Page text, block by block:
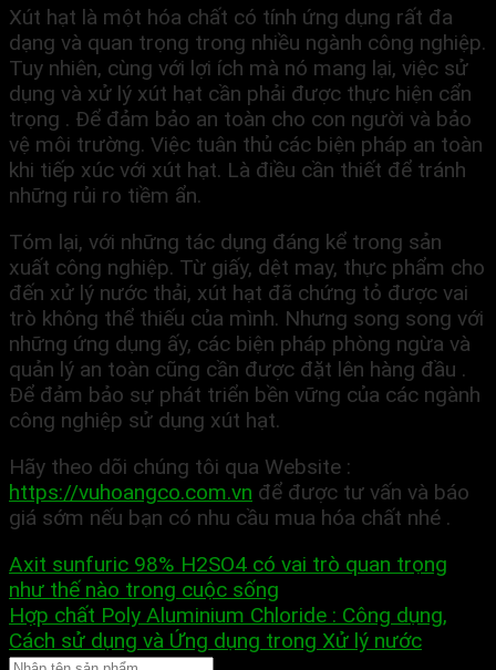
Xút hạt là một hóa chất có tính ứng dụng rất đa
dạng và quan trọng trong nhiều ngành công nghiệp.
Tuy nhiên, cùng với lợi ích mà nó mang lại, việc sử
dụng và xử lý xút hạt cần phải được thực hiện cẩn
trọng . Để đảm bảo an toàn cho con người và bảo
vệ môi trường. Việc tuân thủ các biện pháp an toàn
khi tiếp xúc với xút hạt. Là điều cần thiết để tránh
những rủi ro tiềm ẩn.
Tóm lại, với những tác dụng đáng kể trong sản
xuất công nghiệp. Từ giấy, dệt may, thực phẩm cho
đến xử lý nước thải, xút hạt đã chứng tỏ được vai
trò không thể thiếu của mình. Nhưng song song với
những ứng dụng ấy, các biện pháp phòng ngừa và
quản lý an toàn cũng cần được đặt lên hàng đầu .
Để đảm bảo sự phát triển bền vững của các ngành
công nghiệp sử dụng xút hạt.
Hãy theo dõi chúng tôi qua Website :
https://vuhoangco.com.vn để được tư vấn và báo
giá sớm nếu bạn có nhu cầu mua hóa chất nhé .
Axit sunfuric 98% H2SO4 có vai trò quan trọng
như thế nào trong cuộc sống
Hợp chất Poly Aluminium Chloride : Công dụng,
Cách sử dụng và Ứng dụng trong Xử lý nước